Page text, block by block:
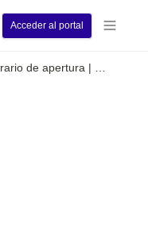
Acceder al portal